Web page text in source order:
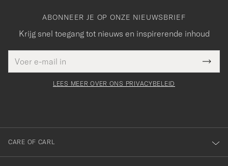
ABONNEER JE OP ONZE NIEUWSBRIEF
Krijg snel toegang tot nieuws en inspirerende inhoud
mailadres
veldBedankt
voor
onze
nieuwsbrief!
LEES MEER OVER ONS PRIVACYBELEID
CARE OF CARL